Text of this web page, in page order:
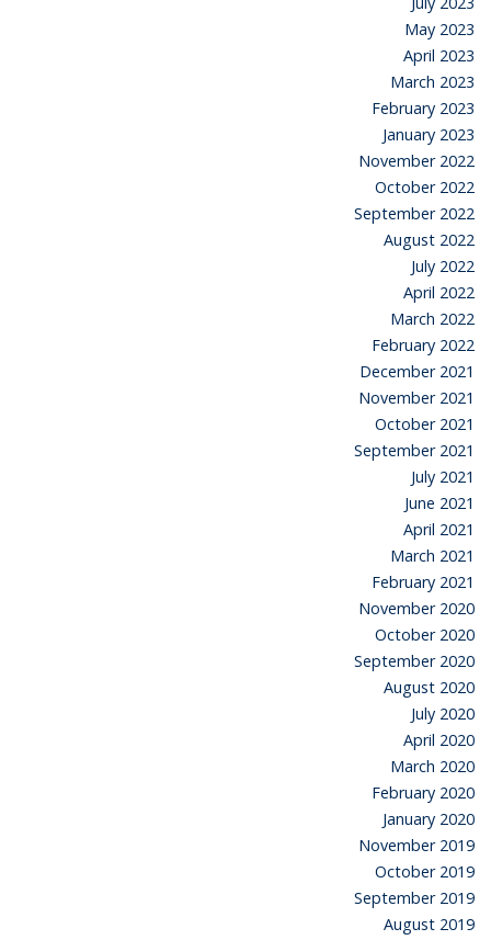
May 2023
April 2023
March 2023
February 2023
January 2023
November 2022
October 2022
September 2022
August 2022
July 2022
April 2022
March 2022
February 2022
December 2021
November 2021
October 2021
September 2021
July 2021
June 2021
April 2021
March 2021
February 2021
November 2020
October 2020
September 2020
August 2020
July 2020
April 2020
March 2020
February 2020
January 2020
November 2019
October 2019
September 2019
August 2019